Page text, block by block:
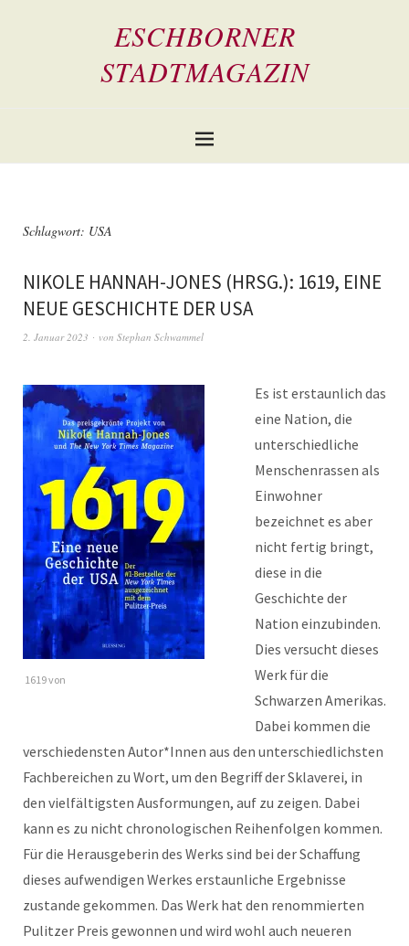
ESCHBORNER
STADTMAGAZIN
Schlagwort: USA
NIKOLE HANNAH-JONES (HRSG.): 1619, EINE
NEUE GESCHICHTE DER USA
2. Januar 2023 von Stephan Schwammel
1619 von
Es ist erstaunlich das
eine Nation, die
unterschiedliche
Menschenrassen als
Einwohner
bezeichnet es aber
nicht fertig bringt,
diese in die
Geschichte der
Nation einzubinden.
Dies versucht dieses
Werk für die
Schwarzen Amerikas.
Dabei kommen die
verschiedensten Autor*Innen aus den unterschiedlichsten
Fachbereichen zu Wort, um den Begriff der Sklaverei, in
den vielfältigsten Ausformungen, auf zu zeigen. Dabei
kann es zu nicht chronologischen Reihenfolgen kommen.
Für die Herausgeberin des Werks sind bei der Schaffung
dieses aufwendigen Werkes erstaunliche Ergebnisse
zustande gekommen. Das Werk hat den renommierten
Pulitzer Preis gewonnen und wird wohl auch neueren